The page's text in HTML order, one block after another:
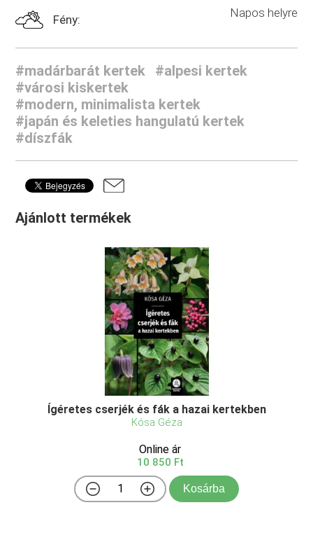
Fény: Napos helyre
#madárbarát kertek
#alpesi kertek
#városi kiskertek
#modern, minimalista kertek
#japán és keleties hangulatú kertek
#díszfák
Ajánlott termékek
Ígéretes cserjék és fák a hazai kertekben
Kósa Géza
Online ár
10 850 Ft
Kosárba